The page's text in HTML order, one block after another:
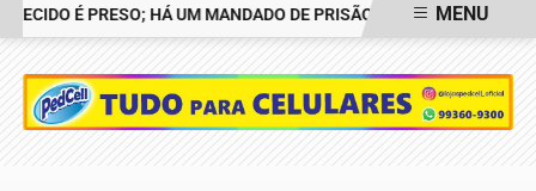
É PRESO; HÁ UM MANDADO DE PRISÃO CONTRA TIAGO
MENU